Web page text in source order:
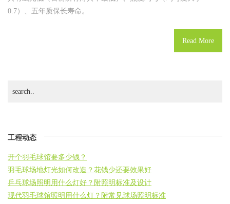
0.7）、五年质保长寿命。
Read More
工程动态
开个羽毛球馆要多少钱？
羽毛球场地灯光如何改造？花钱少还要效果好
乒乓球场照明用什么灯好？附照明标准及设计
现代羽毛球馆照明用什么灯？附常见球场照明标准